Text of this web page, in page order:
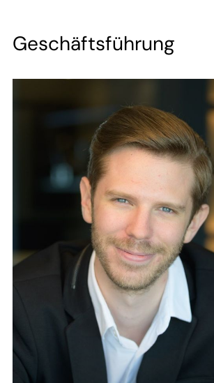
Geschäftsführung